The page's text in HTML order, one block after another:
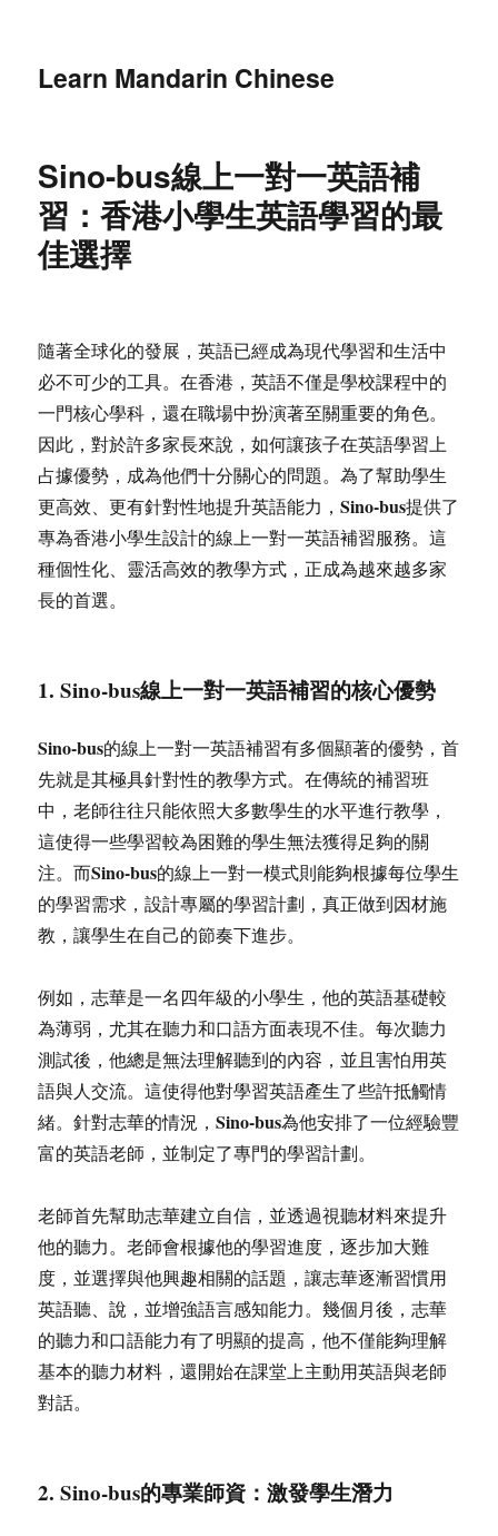
Learn Mandarin Chinese
Sino-bus線上一對一英語補
習：香港小學生英語學習的最
佳選擇
隨著全球化的發展，英語已經成為現代學習和生活中
必不可少的工具。在香港，英語不僅是學校課程中的
一門核心學科，還在職場中扮演著至關重要的角色。
因此，對於許多家長來說，如何讓孩子在英語學習上
占據優勢，成為他們十分關心的問題。為了幫助學生
更高效、更有針對性地提升英語能力，Sino-bus提供了
專為香港小學生設計的線上一對一英語補習服務。這
種個性化、靈活高效的教學方式，正成為越來越多家
長的首選。
1.Sino-bus線上一對一英語補習的核心優勢
Sino-bus的線上一對一英語補習有多個顯著的優勢，首
先就是其極具針對性的教學方式。在傳統的補習班
中，老師往往只能依照大多數學生的水平進行教學，
這使得一些學習較為困難的學生無法獲得足夠的關
注。而Sino-bus的線上一對一模式則能夠根據每位學生
的學習需求，設計專屬的學習計劃，真正做到因材施
教，讓學生在自己的節奏下進步。
例如，志華是一名四年級的小學生，他的英語基礎較
為薄弱，尤其在聽力和口語方面表現不佳。每次聽力
測試後，他總是無法理解聽到的內容，並且害怕用英
語與人交流。這使得他對學習英語產生了些許抵觸情
緒。針對志華的情況，Sino-bus為他安排了一位經驗豐
富的英語老師，並制定了專門的學習計劃。
老師首先幫助志華建立自信，並透過視聽材料來提升
他的聽力。老師會根據他的學習進度，逐步加大難
度，並選擇與他興趣相關的話題，讓志華逐漸習慣用
英語聽、說，並增強語言感知能力。幾個月後，志華
的聽力和口語能力有了明顯的提高，他不僅能夠理解
基本的聽力材料，還開始在課堂上主動用英語與老師
對話。
2.Sino-bus的專業師資：激發學生潛力